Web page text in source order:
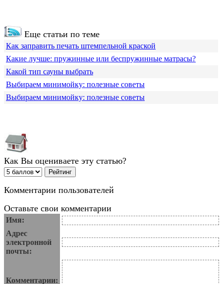
Еще статьи по теме
Как заправить печать штемпельной краской
Какие лучше: пружинные или беспружинные матрасы?
Какой тип сауны выбрать
Выбираем минимойку: полезные советы
Выбираем минимойку: полезные советы
Как Вы оцениваете эту статью?
Комментарии пользователей
Оставьте свои комментарии
Имя:
Адрес
электронной
почты:
Комментарии: